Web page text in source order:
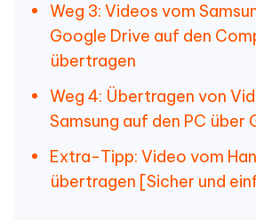
Weg 3: Videos vom
Google Drive auf den
übertragen
Weg 4: Übertragen von
Samsung auf den PC über
Extra-Tipp: Video vom
übertragen [Sicher und